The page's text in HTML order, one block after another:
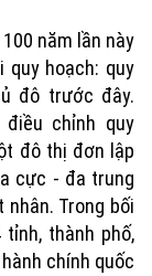
năm lần này
hoạch: quy
đô trước đây.
chỉnh quy
đô thị đơn lập
cực - đa trung
Trong bối
thành phố,
chính quốc